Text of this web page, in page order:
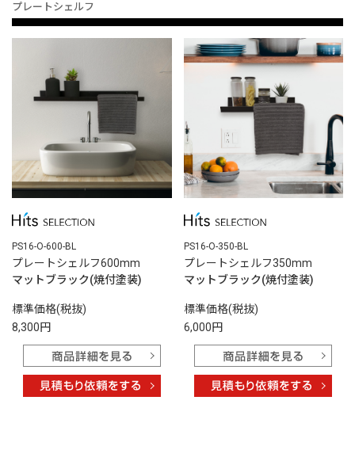
プレートシェルフ
PS16-O-600-BL
プレートシェルフ600mm
マットブラック(焼付塗装)
標準価格(税抜)
8,300円
PS16-O-350-BL
プレートシェルフ350mm
マットブラック(焼付塗装)
標準価格(税抜)
6,000円